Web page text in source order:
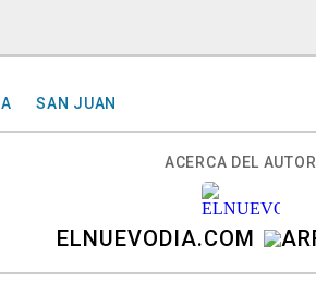
SAN JUAN
ACERCA DEL AUTOR
ELNUEVODIA.COM